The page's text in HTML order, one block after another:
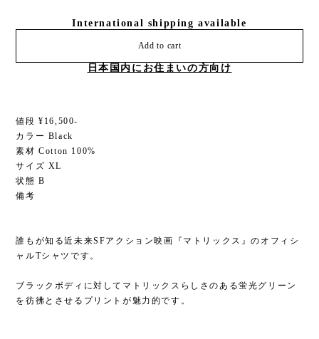
International shipping available
Add to cart
日本国内にお住まいの方向け
値段 ¥16,500-
カラー Black
素材 Cotton 100%
サイズ XL
状態 B
備考
誰もが知る近未来SFアクション映画『マトリックス』のオフィシ
ャルTシャツです。
ブラックボディに対してマトリックスらしさのある蛍光グリーン
を彷彿とさせるプリントが魅力的です。